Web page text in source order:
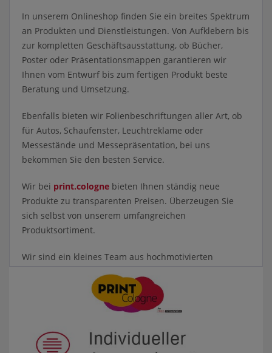
In unserem Onlineshop finden Sie ein breites Spektrum
an Produkten und Dienstleistungen. Von Aufklebern bis
zur kompletten Geschäftsausstattung, ob Bücher,
Poster oder Präsentationsmappen garantieren wir
Ihnen vom Entwurf bis zum fertigen Produkt beste
Beratung und Umsetzung.
Ebenfalls bieten wir Folienbeschriftungen aller Art, ob
für Autos, Schaufenster, Leuchtreklame oder
Messestände und Messepräsentation, bei uns
bekommen Sie den besten Service.
Wir bei print.cologne bieten Ihnen ständig neue
Produkte zu transparenten Preisen. Überzeugen Sie
sich selbst von unserem umfangreichen
Produktsortiment.
Wir sind ein kleines Team aus hochmotivierten
Marketingprofis, die sich in den Bereichen Crossmedia,
Online-Marketing, Print-Marketing, Event- und
Präsentations-Marketing, Sales-Coaching und
Vertriebsunterstützung richtig gut auskennen. Wir sind
flexibel und schnell. Sie können sich darauf verlassen,
dass Sie von uns optimale Leistungen erhalten – dafür